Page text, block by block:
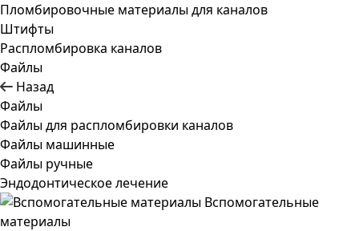
Пломбировочные материалы для каналов
Штифты
Распломбировка каналов
Файлы
Назад
Файлы
Файлы для распломбировки каналов
Файлы машинные
Файлы ручные
Эндодонтическое лечение
Вспомогательные
материалы